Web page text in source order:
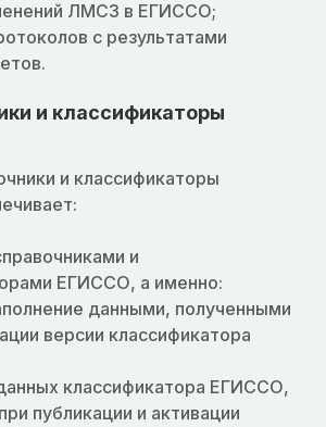
ЛМСЗ в ЕГИССО;
с результатами
и классификаторы
и классификаторы
и
ЕГИССО, а именно:
данными, полученными
версии классификатора
классификатора ЕГИССО,
публикации и активации